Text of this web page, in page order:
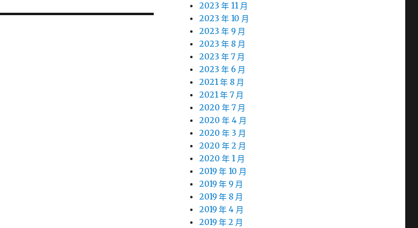
2023 年 11 月
2023 年 10 月
2023 年 9 月
2023 年 8 月
2023 年 7 月
2023 年 6 月
2021 年 8 月
2021 年 7 月
2020 年 7 月
2020 年 4 月
2020 年 3 月
2020 年 2 月
2020 年 1 月
2019 年 10 月
2019 年 9 月
2019 年 8 月
2019 年 4 月
2019 年 2 月